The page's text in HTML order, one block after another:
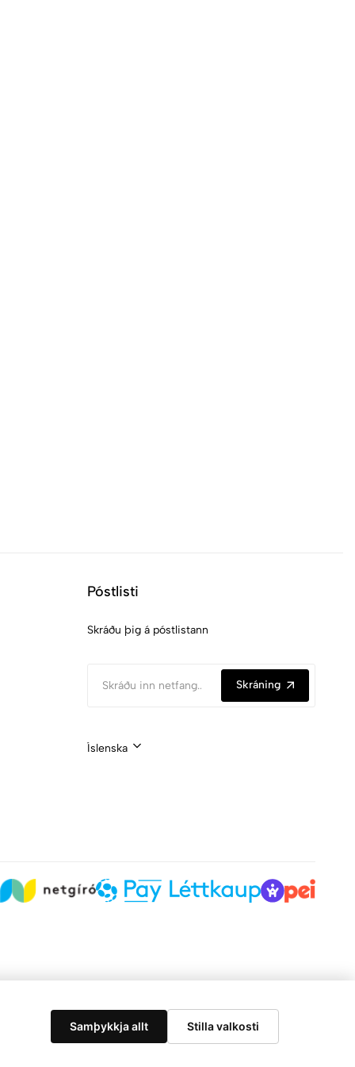
Samþykkja allt Stilla valkosti
Póstlisti
Skráðu þig á póstlistann
Skráning
Íslenska